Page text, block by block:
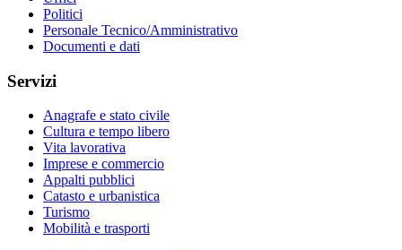
Politici
Personale Tecnico/Amministrativo
Documenti e dati
Servizi
Anagrafe e stato civile
Cultura e tempo libero
Vita lavorativa
Imprese e commercio
Appalti pubblici
Catasto e urbanistica
Turismo
Mobilità e trasporti